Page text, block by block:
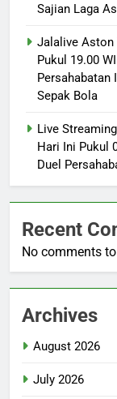
Sajian Laga
Jalalive Aston
Pukul 19.00
Persahabatan
Sepak Bola
Live
Hari Ini Pukul
Duel
Recent
No comments
Archives
August 2026
July 2026